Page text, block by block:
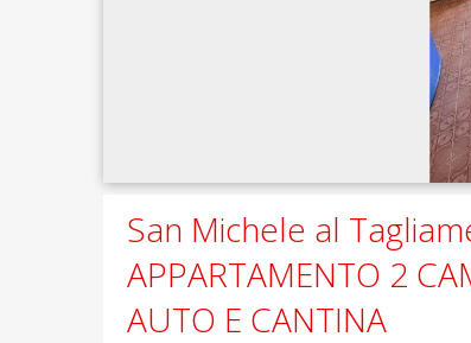
San Michele al
APPARTAMENTO 2
AUTO E CANTINA